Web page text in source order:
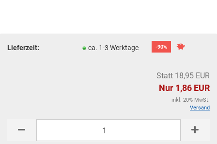
-90%
Lieferzeit: ca. 1-3 Werktage
Statt 18,95 EUR
Nur 1,86 EUR
inkl. 20% MwSt.
Versand